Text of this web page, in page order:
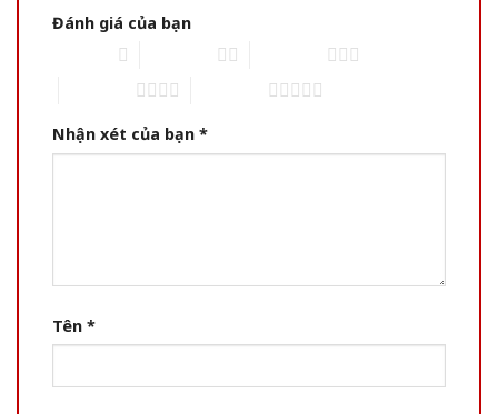
Đánh giá của bạn
Nhận xét của bạn *
Tên *